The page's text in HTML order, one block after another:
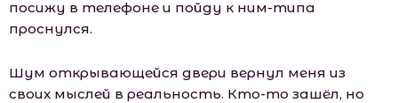
посижу в телефоне и пойду к ним-типа
проснулся.
Шум открывающейся двери вернул меня из
своих мыслей в реальность. Кто-то зашёл, но